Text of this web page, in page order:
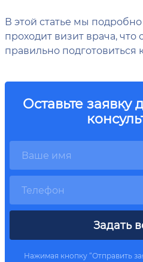
В этой статье мы
проходит визит врача, что
правильно подготовиться
Оставьте заявку
Задать
Нажимая кнопку “Отправить